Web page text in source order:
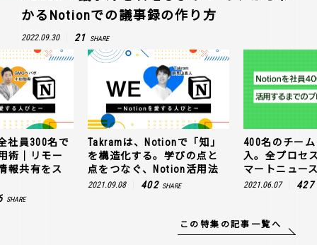
かるNotionでの議事録の作り方
2022.09.30 21 SHARE
社員300名で
術｜リモー
報共有をス
SHARE
Takramは、Notionで「知」
を構造化する。学びの点と
点をつなぐ、Notion活用法
2021.09.08 402 SHARE
400名のチー
入。全プロセ
マートニュー
2021.06.07 427
この特集の記事一覧へ